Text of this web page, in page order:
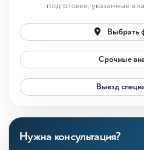
подготовке, указанные в
Выбрать
Срочные
Выезд
Нужна консультация?